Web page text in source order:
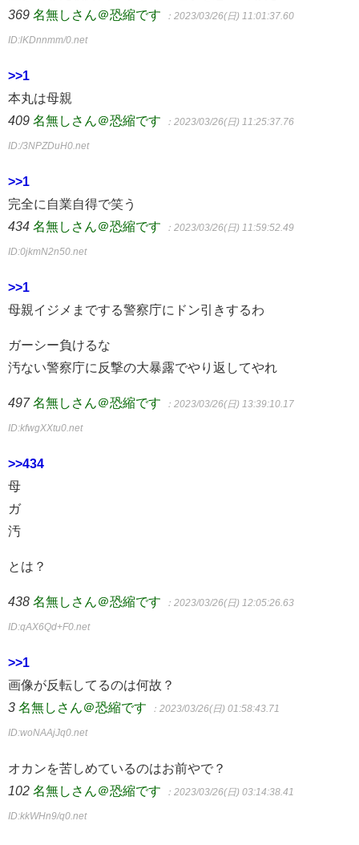
369 名無しさん＠恐縮です ：2023/03/26(日) 11:01:37.60
ID:lKDnnmm/0.net
>>1
本丸は母親
409 名無しさん＠恐縮です ：2023/03/26(日) 11:25:37.76
ID:/3NPZDuH0.net
>>1
完全に自業自得で笑う
434 名無しさん＠恐縮です ：2023/03/26(日) 11:59:52.49
ID:0jkmN2n50.net
>>1
母親イジメまでする警察庁にドン引きするわ
ガーシー負けるな
汚ない警察庁に反撃の大暴露でやり返してやれ
497 名無しさん＠恐縮です ：2023/03/26(日) 13:39:10.17
ID:kfwgXXtu0.net
>>434
母
ガ
汚
とは？
438 名無しさん＠恐縮です ：2023/03/26(日) 12:05:26.63
ID:qAX6Qd+F0.net
>>1
画像が反転してるのは何故？
3 名無しさん＠恐縮です ：2023/03/26(日) 01:58:43.71
ID:woNAAjJq0.net
オカンを苦しめているのはお前やで？
102 名無しさん＠恐縮です ：2023/03/26(日) 03:14:38.41
ID:kkWHn9/q0.net